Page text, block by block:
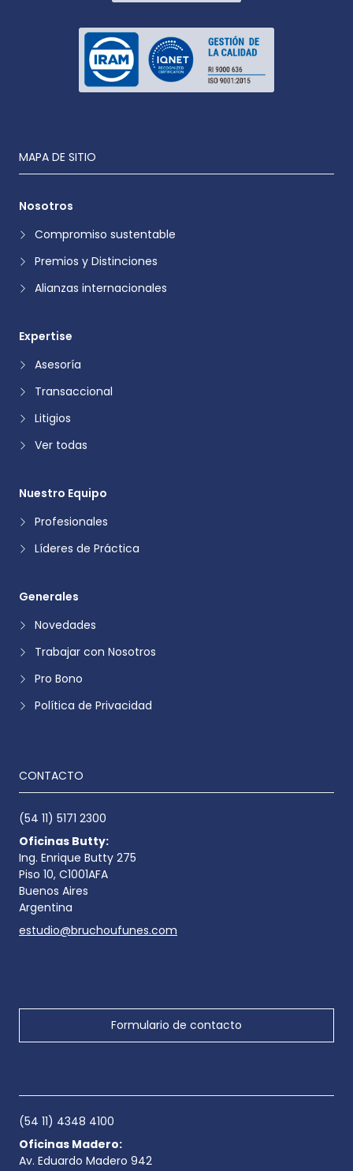
MAPA DE SITIO
Nosotros
Compromiso sustentable
Premios y Distinciones
Alianzas internacionales
Expertise
Asesoría
Transaccional
Litigios
Ver todas
Nuestro Equipo
Profesionales
Líderes de Práctica
Generales
Novedades
Trabajar con Nosotros
Pro Bono
Política de Privacidad
CONTACTO
(54 11) 5171 2300
Oficinas Butty:
Ing. Enrique Butty 275
Piso 10, C1001AFA
Buenos Aires
Argentina
estudio@bruchoufunes.com
Formulario de contacto
(54 11) 4348 4100
Oficinas Madero:
Av. Eduardo Madero 942